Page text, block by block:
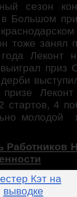
сезон
Большом
тоже занял
Леконт
приз
призе
стартов, 4
Работников